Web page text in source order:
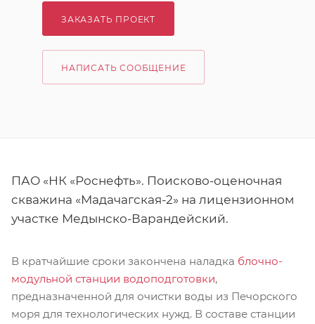
ЗАКАЗАТЬ ПРОЕКТ
НАПИСАТЬ СООБЩЕНИЕ
ПАО «НК «Роснефть». Поисково-оценочная
скважина «Мадачагская-2» на лицензионном
участке Медынско-Варандейский.
В кратчайшие сроки закончена наладка блочно-
модульной станции водоподготовки,
предназначенной для очистки воды из Печорского
моря для технологических нужд. В составе станции